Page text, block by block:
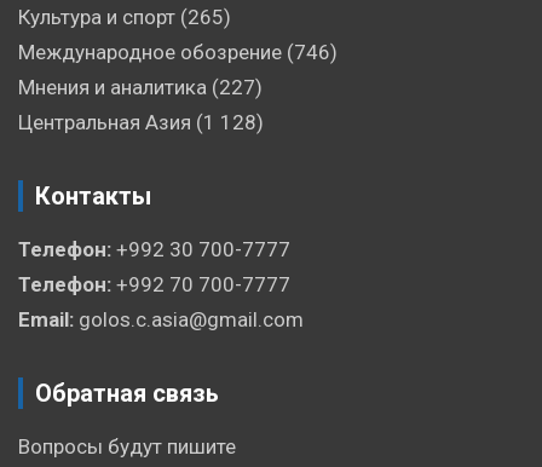
Культура и спорт (265)
Международное обозрение (746)
Мнения и аналитика (227)
Центральная Азия (1 128)
Контакты
Телефон: +992 30 700-7777
Телефон: +992 70 700-7777
Email: golos.c.asia@gmail.com
Обратная связь
Вопросы будут пишите